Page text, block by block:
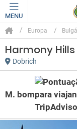
MENU
Europa
Harmony
Dobrich
M. bom